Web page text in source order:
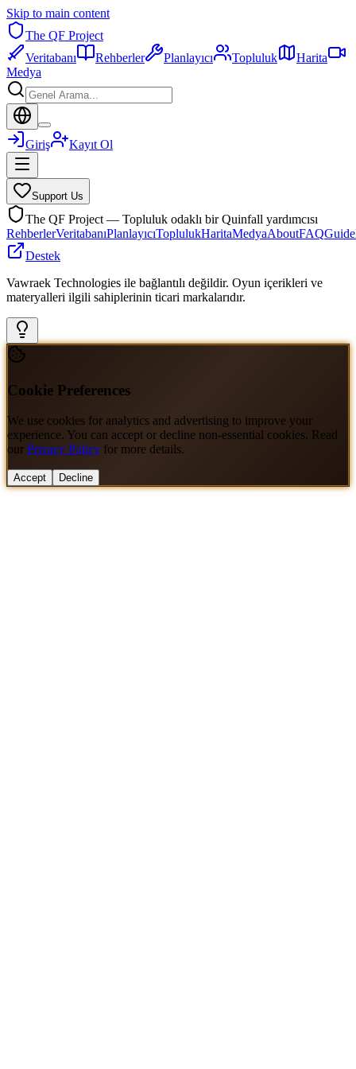
Skip to main content
The QF Project
Veritabanı
Rehberler Planlayıcı Topluluk
Harita
Medya
Giriş Kayıt Ol
Support Us
The QF Project — Topluluk odaklı bir Quinfall yardımcısı
RehberlerVeritabanıPlanlayıcıToplulukHaritaMedyaAboutFAQ
Destek
Vawraek Technologies ile bağlantılı değildir. Oyun içerikleri ve
materyalleri ilgili sahiplerinin ticari markalarıdır.
Cookie Preferences
We use cookies for analytics and advertising to improve your
experience. You can accept or decline non-essential cookies. Read
our Privacy Policy for more details.
Accept Decline